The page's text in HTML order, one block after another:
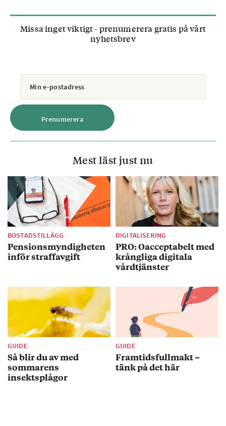
Missa inget viktigt - prenumerera gratis på vårt
nyhetsbrev
Mest läst just nu
BOSTADSTILLÄGG
Pensionsmyndigheten
inför straffavgift
DIGITALISERING
PRO: Oacceptabelt med
krångliga digitala
vårdtjänster
GUIDE
Så blir du av med
sommarens
insektsplågor
GUIDE
Framtidsfullmakt –
tänk på det här